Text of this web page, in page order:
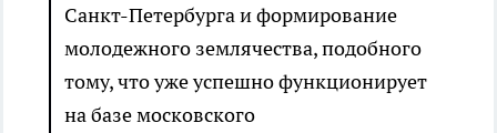
Санкт-Петербурга и формирование
молодежного землячества, подобного
тому, что уже успешно функционирует
на базе московского